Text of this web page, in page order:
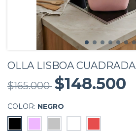
OLLA LISBOA CUADRADA
$165.000 $148.500
COLOR: NEGRO